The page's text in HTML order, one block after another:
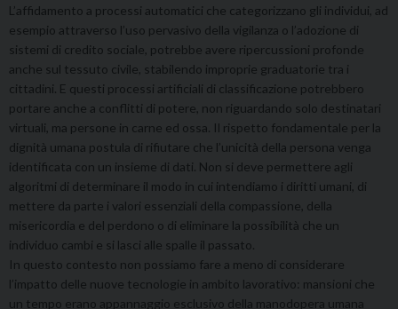
L’affidamento a processi automatici che categorizzano gli individui, ad
esempio attraverso l’uso pervasivo della vigilanza o l’adozione di
sistemi di credito sociale, potrebbe avere ripercussioni profonde
anche sul tessuto civile, stabilendo improprie graduatorie tra i
cittadini. E questi processi artificiali di classificazione potrebbero
portare anche a conflitti di potere, non riguardando solo destinatari
virtuali, ma persone in carne ed ossa. Il rispetto fondamentale per la
dignità umana postula di rifiutare che l’unicità della persona venga
identificata con un insieme di dati. Non si deve permettere agli
algoritmi di determinare il modo in cui intendiamo i diritti umani, di
mettere da parte i valori essenziali della compassione, della
misericordia e del perdono o di eliminare la possibilità che un
individuo cambi e si lasci alle spalle il passato.
In questo contesto non possiamo fare a meno di considerare
l’impatto delle nuove tecnologie in ambito lavorativo: mansioni che
un tempo erano appannaggio esclusivo della manodopera umana